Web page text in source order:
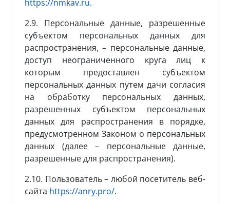
https://nmkav.ru.
2.9. Персональные данные, разрешенные
субъектом персональных данных для
распространения, – персональные данные,
доступ неограниченного круга лиц к
которым предоставлен субъектом
персональных данных путем дачи согласия
на обработку персональных данных,
разрешенных субъектом персональных
данных для распространения в порядке,
предусмотренном Законом о персональных
данных (далее – персональные данные,
разрешенные для распространения).
2.10. Пользователь – любой посетитель веб-
сайта https://anry.pro/.